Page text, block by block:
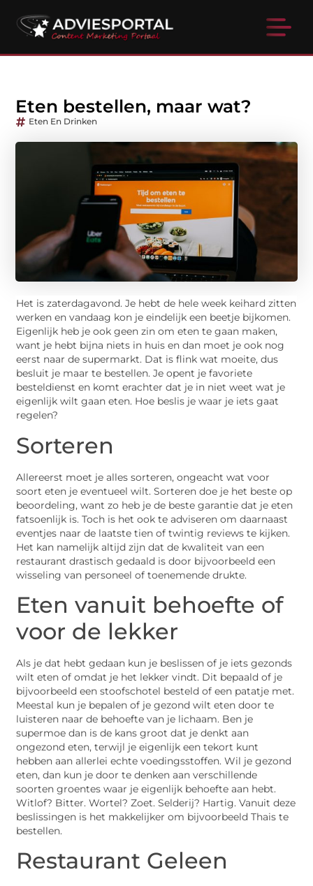
Eten bestellen, maar wat?
Eten En Drinken
Het is zaterdagavond. Je hebt de hele week keihard zitten
werken en vandaag kon je eindelijk een beetje bijkomen.
Eigenlijk heb je ook geen zin om eten te gaan maken,
want je hebt bijna niets in huis en dan moet je ook nog
eerst naar de supermarkt. Dat is flink wat moeite, dus
besluit je maar te bestellen. Je opent je favoriete
besteldienst en komt erachter dat je in niet weet wat je
eigenlijk wilt gaan eten. Hoe beslis je waar je iets gaat
regelen?
Sorteren
Allereerst moet je alles sorteren, ongeacht wat voor
soort eten je eventueel wilt. Sorteren doe je het beste op
beoordeling, want zo heb je de beste garantie dat je eten
fatsoenlijk is. Toch is het ook te adviseren om daarnaast
eventjes naar de laatste tien of twintig reviews te kijken.
Het kan namelijk altijd zijn dat de kwaliteit van een
restaurant drastisch gedaald is door bijvoorbeeld een
wisseling van personeel of toenemende drukte.
Eten vanuit behoefte of
voor de lekker
Als je dat hebt gedaan kun je beslissen of je iets gezonds
wilt eten of omdat je het lekker vindt. Dit bepaald of je
bijvoorbeeld een stoofschotel besteld of een patatje met.
Meestal kun je bepalen of je gezond wilt eten door te
luisteren naar de behoefte van je lichaam. Ben je
supermoe dan is de kans groot dat je denkt aan
ongezond eten, terwijl je eigenlijk een tekort kunt
hebben aan allerlei echte voedingsstoffen. Wil je gezond
eten, dan kun je door te denken aan verschillende
soorten groentes waar je eigenlijk behoefte aan hebt.
Witlof? Bitter. Wortel? Zoet. Selderij? Hartig. Vanuit deze
beslissingen is het makkelijker om bijvoorbeeld Thais te
bestellen.
Restaurant Geleen